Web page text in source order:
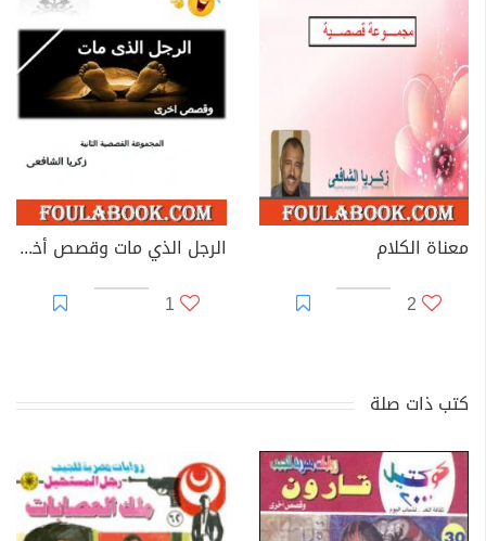
معناة الكلام
2
الرجل الذي مات وقصص أخرى
1
كتب ذات صلة